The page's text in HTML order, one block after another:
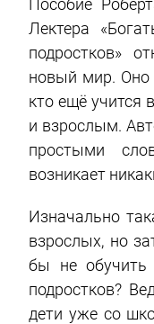
Пособие
Лектера
подростков»
новый мир. Оно
кто ещё учится
и взрослым.
простыми
возникает
Изначально
взрослых, но
бы не обучить
подростков?
дети уже со